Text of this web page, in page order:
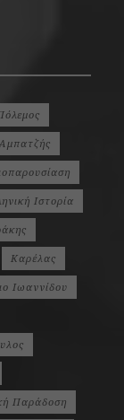
Ιστορία
Καρέλας
Ιωαννίδου
Παράδοση